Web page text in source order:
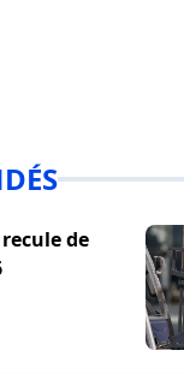
de